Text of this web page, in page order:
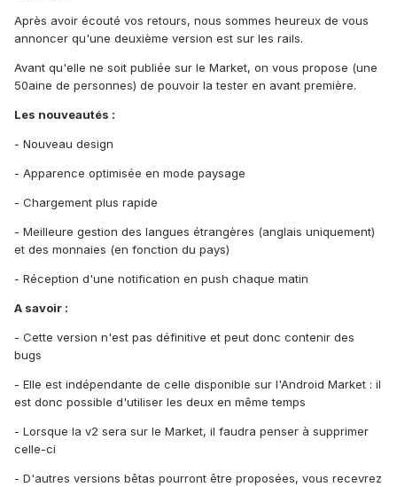
Après avoir écouté vos retours, nous sommes heureux de vous
annoncer qu'une deuxième version est sur les rails.
Avant qu'elle ne soit publiée sur le Market, on vous propose (une
50aine de personnes) de pouvoir la tester en avant première.
Les nouveautés :
- Nouveau design
- Apparence optimisée en mode paysage
- Chargement plus rapide
- Meilleure gestion des langues étrangères (anglais uniquement)
et des monnaies (en fonction du pays)
- Réception d'une notification en push chaque matin
A savoir :
- Cette version n'est pas définitive et peut donc contenir des
bugs
- Elle est indépendante de celle disponible sur l'Android Market : il
est donc possible d'utiliser les deux en même temps
- Lorsque la v2 sera sur le Market, il faudra penser à supprimer
celle-ci
- D'autres versions bêtas pourront être proposées, vous recevrez